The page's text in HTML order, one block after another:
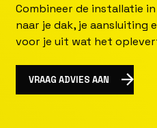
Combineer de installatie
naar je dak, je aansluiting
voor je uit wat het
Get A Roof Scan
VRAAG ADVIES AAN